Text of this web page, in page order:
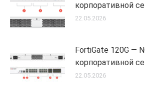
корпоративной
22.05.2026
FortiGate 120G —
корпоративной
22.05.2026